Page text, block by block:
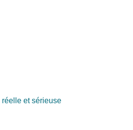
et sérieuse